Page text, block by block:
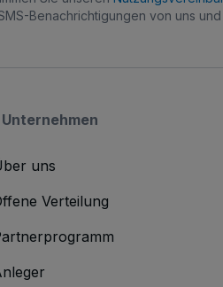
Benachrichtigungen von uns
uns
Verteilung